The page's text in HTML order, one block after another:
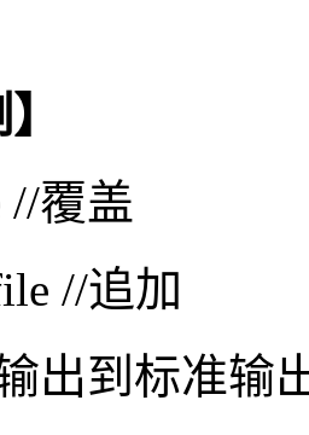
覆盖
//追加
到标准输